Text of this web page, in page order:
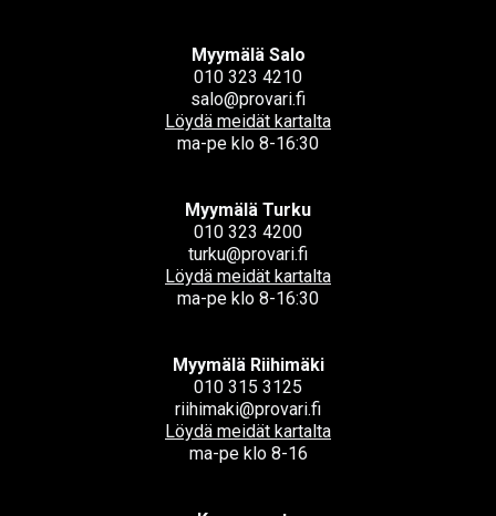
Myymälä Salo
010 323 4210
salo@provari.fi
Löydä meidät kartalta
ma-pe klo 8-16:30
Myymälä Turku
010 323 4200
turku@provari.fi
Löydä meidät kartalta
ma-pe klo 8-16:30
Myymälä Riihimäki
010 315 3125
riihimaki@provari.fi
Löydä meidät kartalta
ma-pe klo 8-16